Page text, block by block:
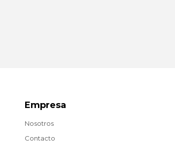
Empresa
Nosotros
Contacto